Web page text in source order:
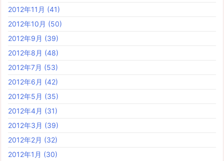
2012年11月 (41)
2012年10月 (50)
2012年9月 (39)
2012年8月 (48)
2012年7月 (53)
2012年6月 (42)
2012年5月 (35)
2012年4月 (31)
2012年3月 (39)
2012年2月 (32)
2012年1月 (30)